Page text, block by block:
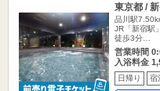
東京都 /
品川駅
JR「新宿駅
徒歩3分…
営業時間
入浴料金
日帰り 宿